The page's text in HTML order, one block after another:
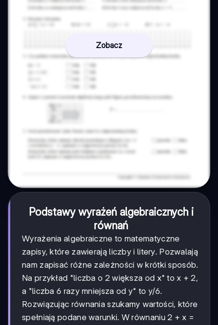
Zobacz
Podstawy wyrażeń algebraicznych i
równań
Wyrażenia algebraiczne to matematyczne
zapisy, które zawierają liczby i litery. Pozwalają
nam zapisać różne zależności w krótki sposób.
Na przykład "liczba o 2 większa od x" to x + 2,
a "liczba 6 razy mniejsza od y" to y/6.
Rozwiązując równania szukamy wartości, które
spełniają podane warunki. W równaniu 2 + x =